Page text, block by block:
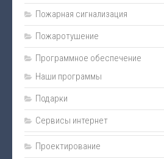
Личная безопасность
Наладка
Видеонаблюдение
Техническое обслуживание
Пожаротушение
Нормативно-техническая документация
Пожарная сигнализация
Пожаротушение
Программное обеспечение
Наши программы
Подарки
Сервисы интернет
Проектирование